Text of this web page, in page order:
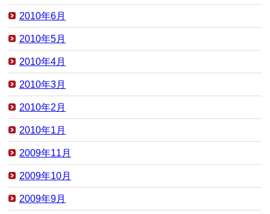
2010年6月
2010年5月
2010年4月
2010年3月
2010年2月
2010年1月
2009年11月
2009年10月
2009年9月